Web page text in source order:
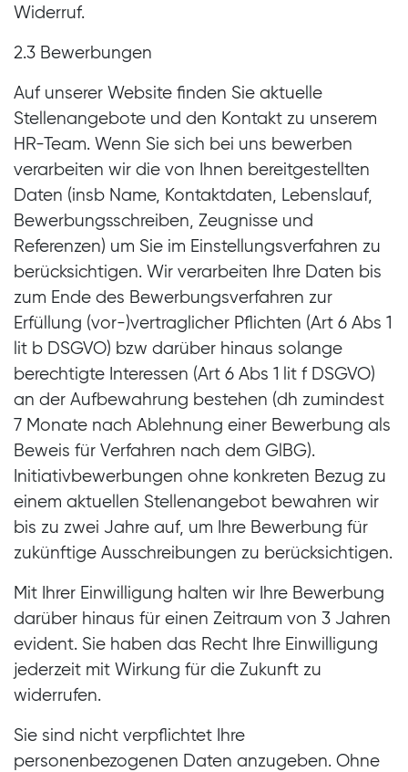
Widerruf.
2.3 Bewerbungen
Auf unserer Website finden Sie aktuelle
Stellenangebote und den Kontakt zu unserem
HR-Team. Wenn Sie sich bei uns bewerben
verarbeiten wir die von Ihnen bereitgestellten
Daten (insb Name, Kontaktdaten, Lebenslauf,
Bewerbungsschreiben, Zeugnisse und
Referenzen) um Sie im Einstellungsverfahren zu
berücksichtigen. Wir verarbeiten Ihre Daten bis
zum Ende des Bewerbungsverfahren zur
Erfüllung (vor-)vertraglicher Pflichten (Art 6 Abs 1
lit b DSGVO) bzw darüber hinaus solange
berechtigte Interessen (Art 6 Abs 1 lit f DSGVO)
an der Aufbewahrung bestehen (dh zumindest
7 Monate nach Ablehnung einer Bewerbung als
Beweis für Verfahren nach dem GlBG).
Initiativbewerbungen ohne konkreten Bezug zu
einem aktuellen Stellenangebot bewahren wir
bis zu zwei Jahre auf, um Ihre Bewerbung für
zukünftige Ausschreibungen zu berücksichtigen.
Mit Ihrer Einwilligung halten wir Ihre Bewerbung
darüber hinaus für einen Zeitraum von 3 Jahren
evident. Sie haben das Recht Ihre Einwilligung
jederzeit mit Wirkung für die Zukunft zu
widerrufen.
Sie sind nicht verpflichtet Ihre
personenbezogenen Daten anzugeben. Ohne